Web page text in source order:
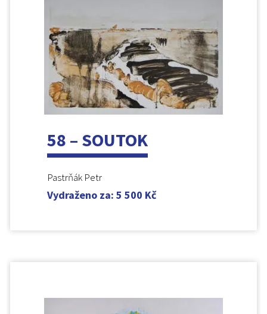
58 – SOUTOK
Pastrňák Petr
Vydraženo za:5 500 Kč